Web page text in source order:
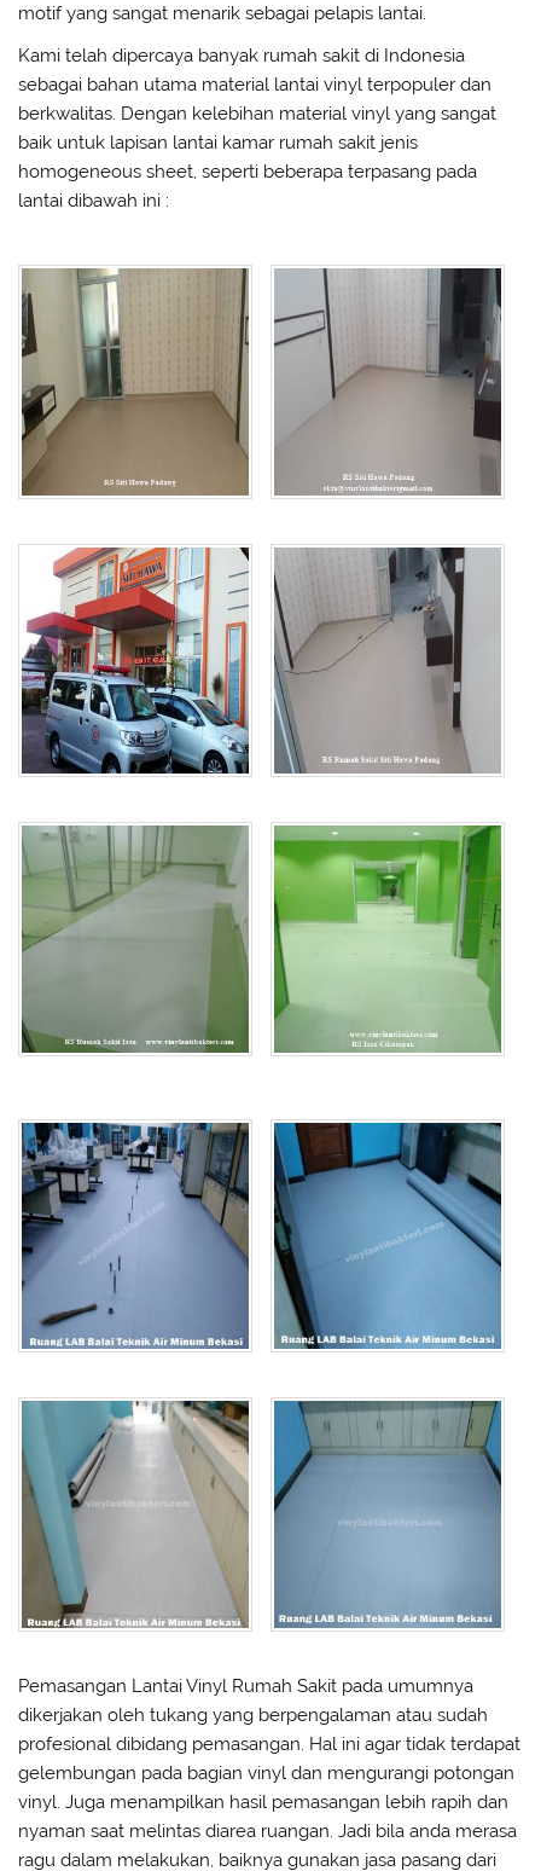
motif yang sangat menarik sebagai pelapis lantai.
Kami telah dipercaya banyak rumah sakit di Indonesia
sebagai bahan utama material lantai vinyl terpopuler dan
berkwalitas. Dengan kelebihan material vinyl yang sangat
baik untuk lapisan lantai kamar rumah sakit jenis
homogeneous sheet, seperti beberapa terpasang pada
lantai dibawah ini :
Pemasangan Lantai Vinyl Rumah Sakit pada umumnya
dikerjakan oleh tukang yang berpengalaman atau sudah
profesional dibidang pemasangan. Hal ini agar tidak terdapat
gelembungan pada bagian vinyl dan mengurangi potongan
vinyl. Juga menampilkan hasil pemasangan lebih rapih dan
nyaman saat melintas diarea ruangan. Jadi bila anda merasa
ragu dalam melakukan, baiknya gunakan jasa pasang dari